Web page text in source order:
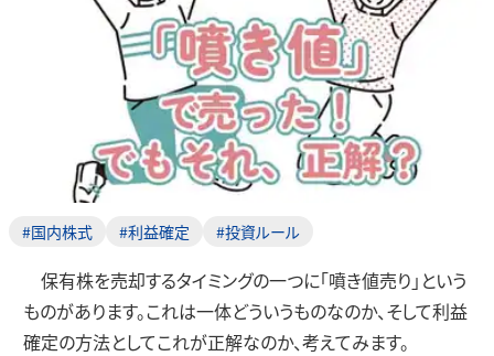
#国内株式 #利益確定 #投資ルール
保有株を売却するタイミングの一つに「噴き値売り」という
ものがあります。これは一体どういうものなのか、そして利益
確定の方法としてこれが正解なのか、考えてみます。